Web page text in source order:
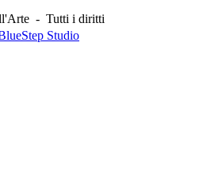
- Tutti i diritti
Studio